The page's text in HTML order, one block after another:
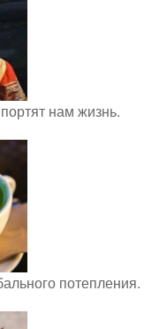
нам жизнь.
потепления.